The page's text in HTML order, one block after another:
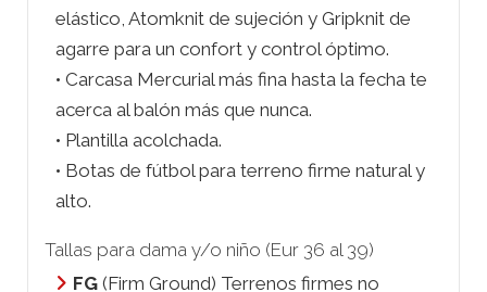
elástico, Atomknit de sujeción y Gripknit de
agarre para un confort y control óptimo.
• Carcasa Mercurial más fina hasta la fecha te
acerca al balón más que nunca.
• Plantilla acolchada.
• Botas de fútbol para terreno firme natural y
alto.
Tallas para dama y/o niño (Eur 36 al 39)
FG (Firm Ground) Terrenos firmes no